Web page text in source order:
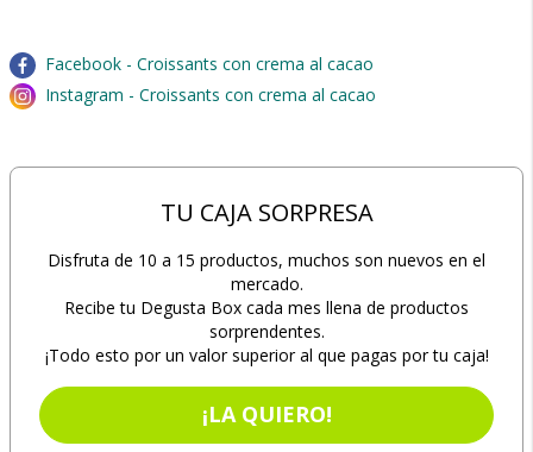
Facebook - Croissants con crema al cacao
Instagram - Croissants con crema al cacao
TU CAJA SORPRESA
Disfruta de 10 a 15 productos, muchos son nuevos en el
mercado.
Recibe tu Degusta Box cada mes llena de productos
sorprendentes.
¡Todo esto por un valor superior al que pagas por tu caja!
¡LA QUIERO!